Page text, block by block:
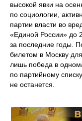
высокой явки на
по социологии,
партии власти во
«Единой России» до
за последние годы.
билетом в Москву
лишь победа в
по партийному
не останется.